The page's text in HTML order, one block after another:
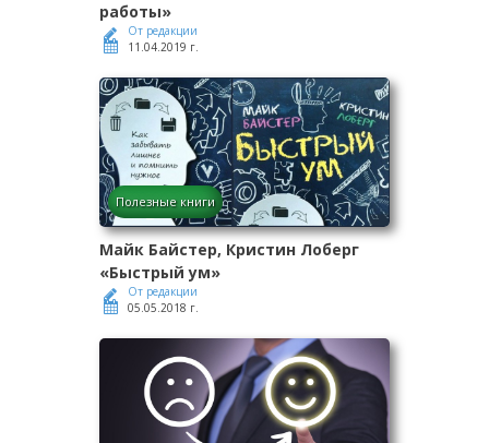
работы»
От редакции
11.04.2019 г.
Полезные книги
Майк Байстер, Кристин Лоберг
«Быстрый ум»
От редакции
05.05.2018 г.